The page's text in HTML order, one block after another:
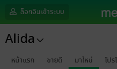
ล็อกอินเข้าระบบ
Alida
หน้าแรก ขายดี มาใหม่ โป